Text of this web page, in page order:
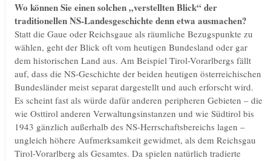
Wo können Sie einen solchen „verstellten Blick“ der
traditionellen NS-Landesgeschichte denn etwa ausmachen?
Statt die Gaue oder Reichsgaue als räumliche Bezugspunkte zu
wählen, geht der Blick oft vom heutigen Bundesland oder gar
dem historischen Land aus. Am Beispiel Tirol-Vorarlbergs fällt
auf, dass die NS-Geschichte der beiden heutigen österreichischen
Bundesländer meist separat dargestellt und auch erforscht wird.
Es scheint fast als würde dafür anderen peripheren Gebieten – die
wie Osttirol anderen Verwaltungsinstanzen und wie Südtirol bis
1943 gänzlich außerhalb des NS-Herrschaftsbereichs lagen –
ungleich höhere Aufmerksamkeit gewidmet, als dem Reichsgau
Tirol-Vorarlberg als Gesamtes. Da spielen natürlich tradierte